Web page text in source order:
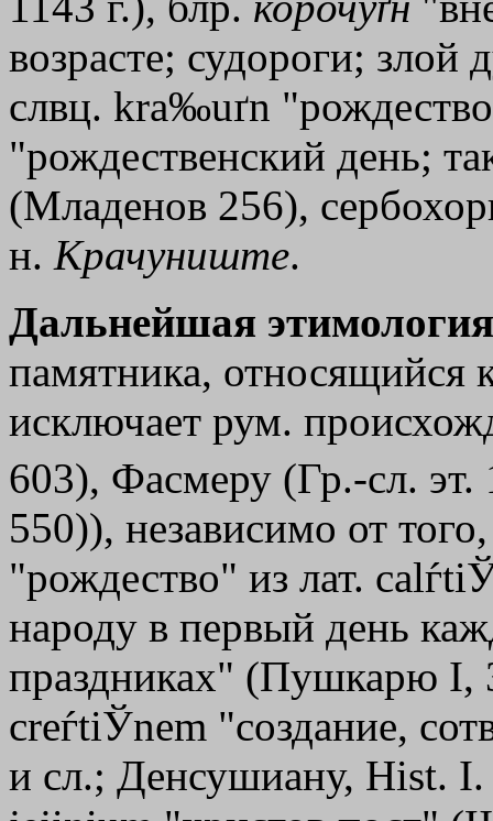
возрасте; судороги;
слвц. kra‰uґn
"рождественский день;
(Младенов 256),
н. Крачуниште.
Дальнейшая
памятника, относящийся
исключает рум.
603), Фасмеру (Гр.-сл.
550)), независимо от
"рождество" из лат.
народу в первый день
праздниках" (Пушкарю I,
creѓtiЎnem "создание,
и сл.; Денсушиану, Hist.